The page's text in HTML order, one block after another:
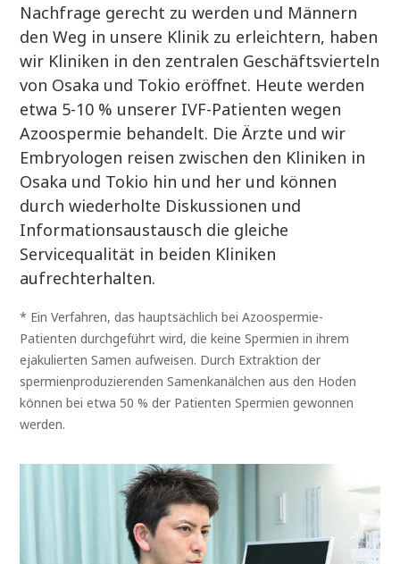
Nachfrage gerecht zu werden und Männern
den Weg in unsere Klinik zu erleichtern, haben
wir Kliniken in den zentralen Geschäftsvierteln
von Osaka und Tokio eröffnet. Heute werden
etwa 5-10 % unserer IVF-Patienten wegen
Azoospermie behandelt. Die Ärzte und wir
Embryologen reisen zwischen den Kliniken in
Osaka und Tokio hin und her und können
durch wiederholte Diskussionen und
Informationsaustausch die gleiche
Servicequalität in beiden Kliniken
aufrechterhalten.
* Ein Verfahren, das hauptsächlich bei Azoospermie-
Patienten durchgeführt wird, die keine Spermien in ihrem
ejakulierten Samen aufweisen. Durch Extraktion der
spermienproduzierenden Samenkanälchen aus den Hoden
können bei etwa 50 % der Patienten Spermien gewonnen
werden.